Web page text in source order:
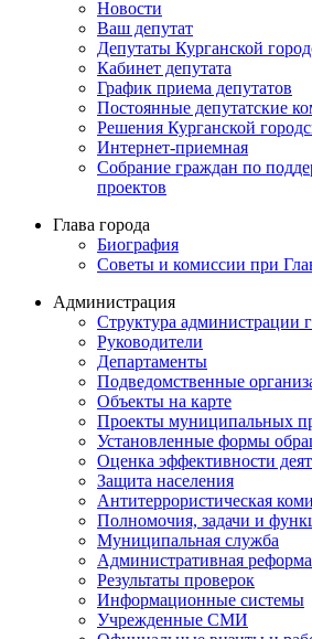
Новости
Ваш депутат
Депутаты Курганской
Кабинет депутата
График приема депутатов
Постоянные депутатские
Решения Курганской
Интернет-приемная
Собрание граждан по
проектов
Глава города
Биография
Советы и комиссии при
Администрация
Структура администрации
Руководители
Департаменты
Подведомственные
Объекты на карте
Проекты муниципальных
Установленные формы
Оценка эффективности
Защита населения
Антитеррористическая
Полномочия, задачи и
Муниципальная служба
Административная реформа
Результаты проверок
Информационные системы
Учрежденные СМИ